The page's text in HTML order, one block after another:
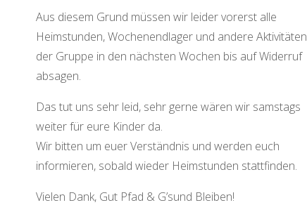
Aus diesem Grund müssen wir leider vorerst alle
Heimstunden, Wochenendlager und andere Aktivitäten
der Gruppe in den nächsten Wochen bis auf Widerruf
absagen.
Das tut uns sehr leid, sehr gerne wären wir samstags
weiter für eure Kinder da.
Wir bitten um euer Verständnis und werden euch
informieren, sobald wieder Heimstunden stattfinden.
Vielen Dank, Gut Pfad & G’sund Bleiben!